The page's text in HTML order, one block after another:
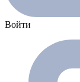
Войти